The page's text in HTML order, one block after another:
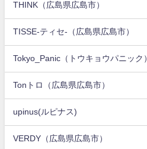
THINK（広島県広島市）
TISSE-ティセ-（広島県広島市）
Tokyo_Panic（トウキョウパニック
Tonトロ（広島県広島市）
upinus(ルピナス)
VERDY（広島県広島市）